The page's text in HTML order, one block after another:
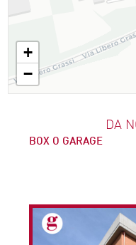
+
−
DA
BOX O GARAGE